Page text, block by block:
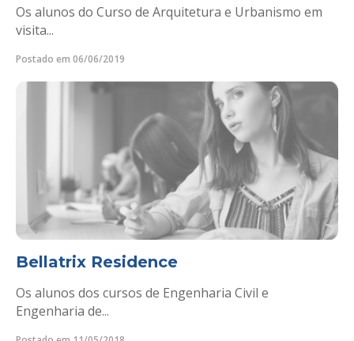
Os alunos do Curso de Arquitetura e Urbanismo em
visita...
Postado em 06/06/2019
Bellatrix Residence
Os alunos dos cursos de Engenharia Civil e
Engenharia de...